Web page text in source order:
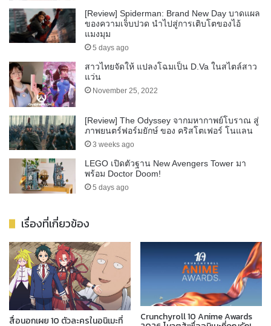
[Review] Spiderman: Brand New Day บาดแผล
ของความเจ็บปวด นำไปสู่การเติบโตของไอ้
แมงมุม
5 days ago
สาวไทยจัดให้ แปลงโฉมเป็น D.Va ในสไตล์สาว
แว่น
November 25, 2022
[Review] The Odyssey จากมหากาพย์โบราณ สู่
ภาพยนตร์ฟอร์มยักษ์ ของ คริสโตเฟอร์ โนแลน
3 weeks ago
LEGO เปิดตัวฐาน New Avengers Tower มา
พร้อม Doctor Doom!
5 days ago
เรื่องที่เกี่ยวข้อง
สื่อนอกเผย 10 ตัวละครในอนิเมะที่ Crunchyroll 10 Anime Awards